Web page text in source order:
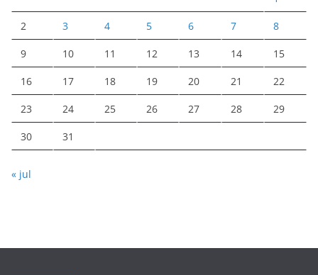
2 3 4 5 6 7 8
9 10 11 12 13 14 15
16 17 18 19 20 21 22
23 24 25 26 27 28 29
30 31
« jul